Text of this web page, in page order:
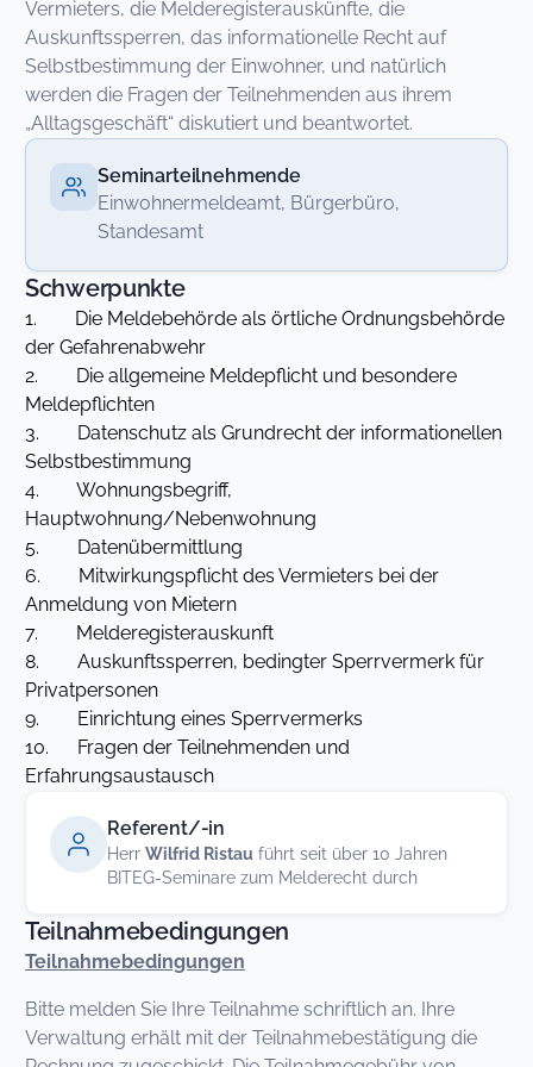
Vermieters, die Melderegisterauskünfte, die
Auskunftssperren, das informationelle Recht auf
Selbstbestimmung der Einwohner, und natürlich
werden die Fragen der Teilnehmenden aus ihrem
„Alltagsgeschäft“ diskutiert und beantwortet.
Seminarteilnehmende
Einwohnermeldeamt, Bürgerbüro,
Standesamt
Schwerpunkte
1. Die Meldebehörde als örtliche Ordnungsbehörde
der Gefahrenabwehr
2. Die allgemeine Meldepflicht und besondere
Meldepflichten
3. Datenschutz als Grundrecht der informationellen
Selbstbestimmung
4. Wohnungsbegriff,
Hauptwohnung/Nebenwohnung
5. Datenübermittlung
6. Mitwirkungspflicht des Vermieters bei der
Anmeldung von Mietern
7. Melderegisterauskunft
8. Auskunftssperren, bedingter Sperrvermerk für
Privatpersonen
9. Einrichtung eines Sperrvermerks
10. Fragen der Teilnehmenden und
Erfahrungsaustausch
Referent/-in
Herr Wilfrid Ristau führt seit über 10 Jahren
BITEG-Seminare zum Melderecht durch
Teilnahmebedingungen
Teilnahmebedingungen
Bitte melden Sie Ihre Teilnahme schriftlich an. Ihre
Verwaltung erhält mit der Teilnahmebestätigung die